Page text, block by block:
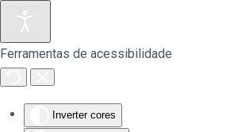
Ferramentas de acessibilidade
Inverter cores
Saltar para o conteúdo principal